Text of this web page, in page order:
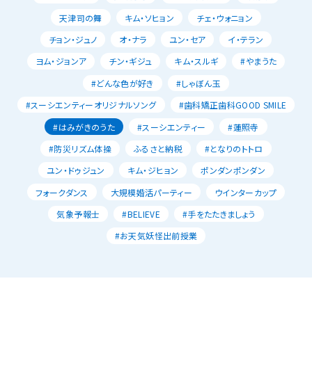
天津司の舞
キム・ソヒョン
チェ・ウォニョン
チョン・ジュノ
オ・ナラ ユン・セア
イ・テラン
ヨム・ジョンア
チン・ギジュ キム・スルギ
#やまうた
#どんな色が好き
#しゃぼん玉
#スーシエンティーオリジナルソング
#歯科矯正歯科GOOD SMILE
#はみがきのうた
#スーシエンティー
#蓮照寺
#防災リズム体操
ふるさと納税
#となりのトトロ
ユン・ドゥジュン
キム・ジヒョン
ポンダンポンダン
フォークダンス
大規模婚活パーティー
ウインターカップ
気象予報士
#BELIEVE
#手をたたきましょう
#お天気妖怪出前授業